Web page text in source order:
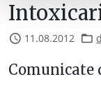
11.08.2012
Comunicate